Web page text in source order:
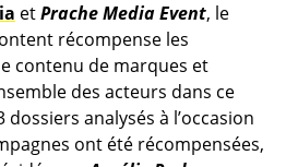
etPrache Media Event, le
récompense les
contenu de marques et
des acteurs dans ce
analysés à l’occasion
ont été récompensées,